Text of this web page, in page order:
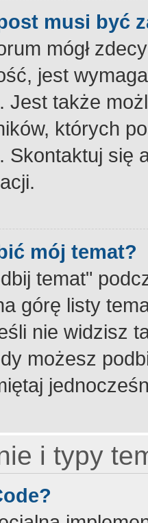
musi być
mógł
jest
Jest także
których
Skontaktuj się
mój temat?
temat"
górę listy
nie widzisz
możesz
i typy